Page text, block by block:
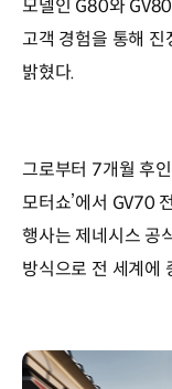
모델인 G80와
고객 경험을 통해 진
밝혔다.
그로부터 7개월 후
모터쇼’에서 GV70
행사는 제네시스 공
방식으로 전 세계에